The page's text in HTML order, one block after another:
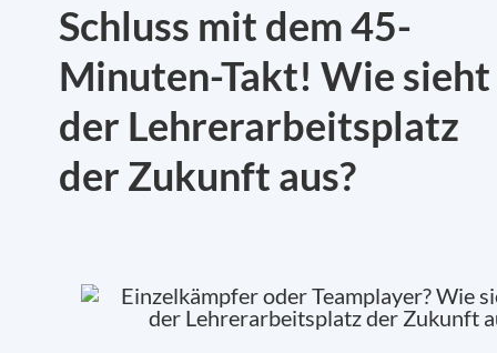
Schluss mit dem 45-
Minuten-Takt! Wie sieht
der Lehrerarbeitsplatz
der Zukunft aus?